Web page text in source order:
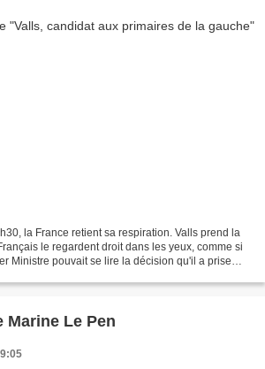
la France retient sa respiration. Valls prend la
le regardent droit dans les yeux, comme si
Ministre pouvait se lire la décision qu'il a prise
Marine Le Pen